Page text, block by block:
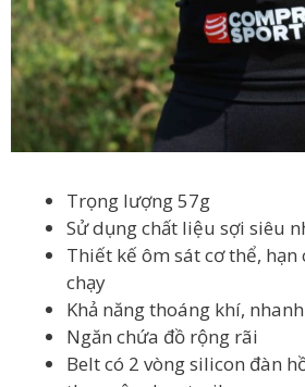
Trọng lượng 57g
Sử dụng chất liệu sợi siêu
Thiết kế ôm sát cơ thể, hạn
chạy
Khả năng thoáng khí,
Ngăn chứa đồ rộng rãi
Belt có 2 vòng silicon đàn